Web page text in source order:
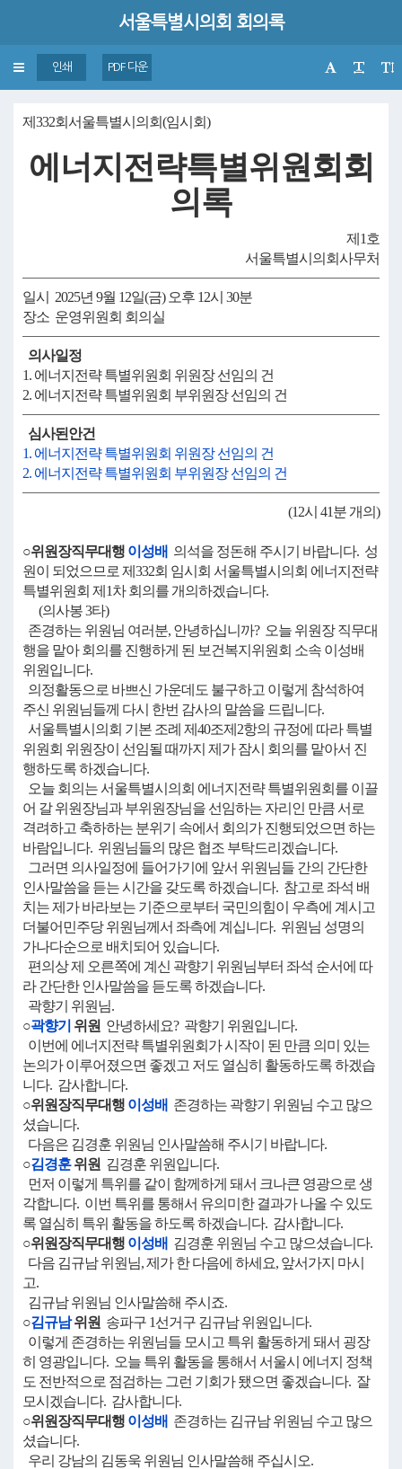
서울특별시의회 회의록
Toggle
navigation
인쇄 PDF 다운
제332회서울특별시의회(임시회)
에너지전략특별위원회회
의록
제1호
서울특별시의회사무처
일시 2025년 9월 12일(금) 오후 12시 30분
장소 운영위원회 회의실
의사일정
1. 에너지전략 특별위원회 위원장 선임의 건
2. 에너지전략 특별위원회 부위원장 선임의 건
심사된안건
1. 에너지전략 특별위원회 위원장 선임의 건
2. 에너지전략 특별위원회 부위원장 선임의 건
(12시 41분 개의)
○위원장직무대행 이성배 의석을 정돈해 주시기 바랍니다. 성
원이 되었으므로 제332회 임시회 서울특별시의회 에너지전략
특별위원회 제1차 회의를 개의하겠습니다.
(의사봉 3타)
존경하는 위원님 여러분, 안녕하십니까? 오늘 위원장 직무대
행을 맡아 회의를 진행하게 된 보건복지위원회 소속 이성배
위원입니다.
의정활동으로 바쁘신 가운데도 불구하고 이렇게 참석하여
주신 위원님들께 다시 한번 감사의 말씀을 드립니다.
서울특별시의회 기본 조례 제40조제2항의 규정에 따라 특별
위원회 위원장이 선임될 때까지 제가 잠시 회의를 맡아서 진
행하도록 하겠습니다.
오늘 회의는 서울특별시의회 에너지전략 특별위원회를 이끌
어 갈 위원장님과 부위원장님을 선임하는 자리인 만큼 서로
격려하고 축하하는 분위기 속에서 회의가 진행되었으면 하는
바람입니다. 위원님들의 많은 협조 부탁드리겠습니다.
그러면 의사일정에 들어가기에 앞서 위원님들 간의 간단한
인사말씀을 듣는 시간을 갖도록 하겠습니다. 참고로 좌석 배
치는 제가 바라보는 기준으로부터 국민의힘이 우측에 계시고
더불어민주당 위원님께서 좌측에 계십니다. 위원님 성명의
가나다순으로 배치되어 있습니다.
편의상 제 오른쪽에 계신 곽향기 위원님부터 좌석 순서에 따
라 간단한 인사말씀을 듣도록 하겠습니다.
곽향기 위원님.
○곽향기 위원 안녕하세요? 곽향기 위원입니다.
이번에 에너지전략 특별위원회가 시작이 된 만큼 의미 있는
논의가 이루어졌으면 좋겠고 저도 열심히 활동하도록 하겠습
니다. 감사합니다.
○위원장직무대행 이성배 존경하는 곽향기 위원님 수고 많으
셨습니다.
다음은 김경훈 위원님 인사말씀해 주시기 바랍니다.
○김경훈위원 김경훈 위원입니다.
먼저 이렇게 특위를 같이 함께하게 돼서 크나큰 영광으로 생
각합니다. 이번 특위를 통해서 유의미한 결과가 나올 수 있도
록 열심히 특위 활동을 하도록 하겠습니다. 감사합니다.
○위원장직무대행 이성배 김경훈 위원님 수고 많으셨습니다.
다음 김규남 위원님, 제가 한 다음에 하세요, 앞서가지 마시
고.
김규남 위원님 인사말씀해 주시죠.
○김규남위원 송파구 1선거구 김규남 위원입니다.
이렇게 존경하는 위원님들 모시고 특위 활동하게 돼서 굉장
히 영광입니다. 오늘 특위 활동을 통해서 서울시 에너지 정책
도 전반적으로 점검하는 그런 기회가 됐으면 좋겠습니다. 잘
모시겠습니다. 감사합니다.
○위원장직무대행 이성배 존경하는 김규남 위원님 수고 많으
셨습니다.
우리 강남의 김동욱 위원님 인사말씀해 주십시오.